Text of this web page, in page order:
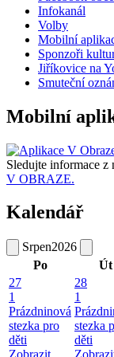
Infokanál
Volby
Mobilní
Sponzoři
Jiříkovice na
Smuteční
Mobilní
Sledujte informace z
V OBRAZE.
Kalendář
Srpen2026
Po
Út
27
1
Prázdninová
stezka pro
děti
28
1
stezka
děti